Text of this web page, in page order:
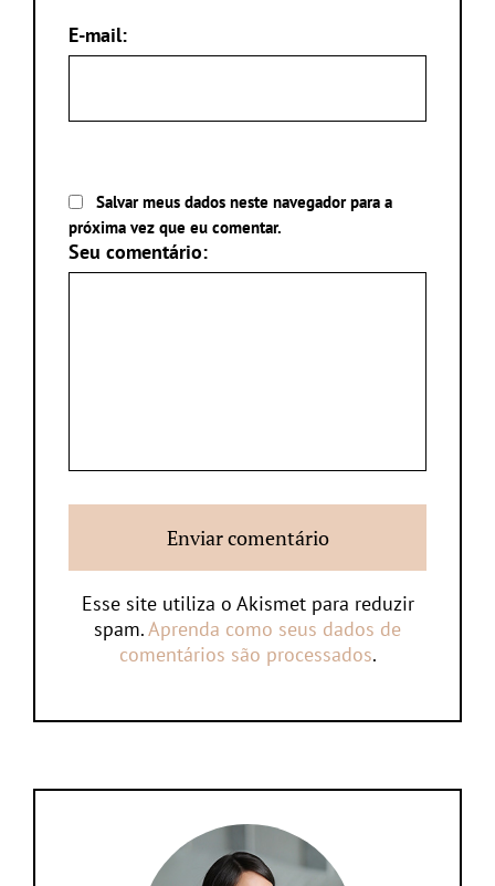
E-mail:
Salvar meus dados neste navegador para a
próxima vez que eu comentar.
Seu comentário:
Esse site utiliza o Akismet para reduzir
spam.Aprenda como seus dados de
comentários são processados.